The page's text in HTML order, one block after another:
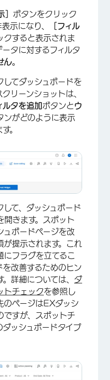
×
×
］ ボタンをクリック
示になり、
［フィル
クすると表示されま
タに対するフィルタ
ん。
してダッシュボードを
リーンショットは、
ルタを追加ボタンとウ
ンがどのように表示
。
して、ダッシュボード
開きます。スポット
ュボードページを改
提示されます。これ
にフラグを立てるこ
を改善するためのヒン
詳細については、 ダ
トチェックを参照し
のページはEXダッシ
ですが、スポットチ
ダッシュボードタイプ